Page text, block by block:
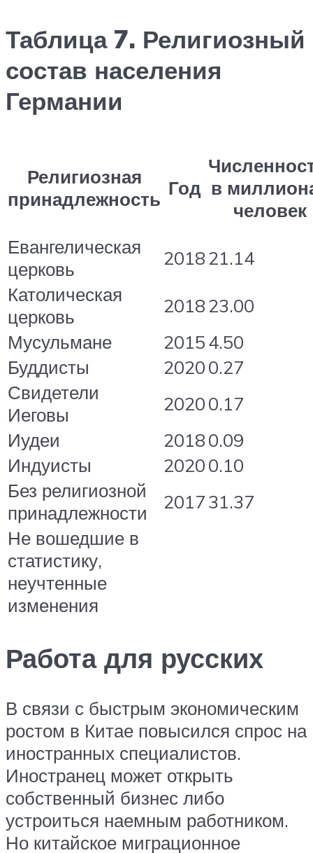
Таблица 7. Религиозный
состав населения
Германии
Религиозная
принадлежность Год в
человек
Евангелическая
церковь
201821.14
Католическая
церковь
201823.00
Мусульмане
20154.50
Буддисты
20200.27
Свидетели
Иеговы
20200.17
Иудеи
20180.09
Индуисты
20200.10
Без религиозной
принадлежности
201731.37
Не вошедшие в
статистику,
неучтенные
изменения
Работа для русских
В связи с быстрым экономическим
ростом в Китае повысился спрос на
иностранных специалистов.
Иностранец может открыть
собственный бизнес либо
устроиться наемным работником.
Но китайское миграционное